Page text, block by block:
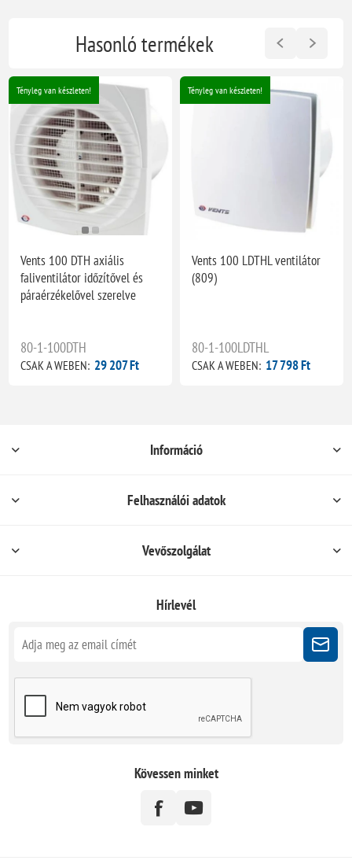
Hasonló termékek
Tényleg van készleten!
Vents 100 DTH axiális
faliventilátor időzítővel és
páraérzékelővel szerelve
80-1-100DTH
CSAK A WEBEN: 29 207 Ft
Tényleg van készleten!
Vents 100 LDTHL ventilátor
(809)
80-1-100LDTHL
CSAK A WEBEN: 17 798 Ft
Információ
Felhasználói adatok
Vevőszolgálat
Hírlevél
Kövessen minket